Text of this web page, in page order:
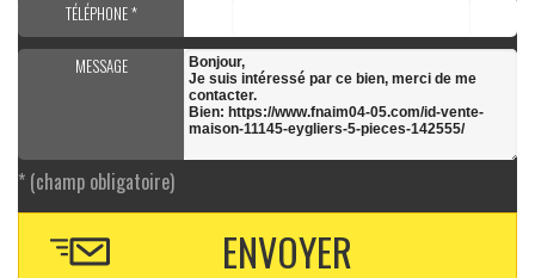
TÉLÉPHONE *
MESSAGE
* (champ obligatoire)